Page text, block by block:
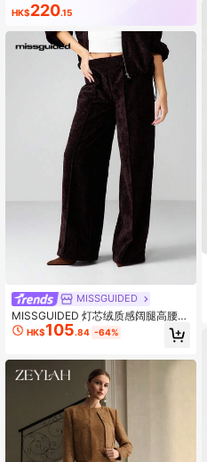
HK$220.15
MISSGUIDED
MISSGUIDED 灯芯绒质感阔腿高腰阔
腿裤，适合秋冬季居家休闲穿着，舒
适百搭。
HK$105.84 -64%